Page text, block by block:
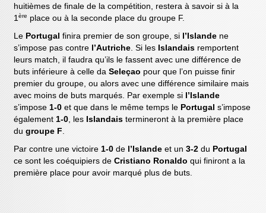
huitièmes de finale de la compétition, restera à savoir si à la
1èreplace ou à la seconde place du groupe F.
LePortugal finira premier de son groupe, si l’Islandene
s’impose pas contre l’Autriche. Si les Islandaisremportent
leurs match, il faudra qu’ils le fassent avec une différence de
buts inférieure à celle daSeleçaopour que l’on puisse finir
premier du groupe, ou alors avec une différence similaire mais
avec moins de buts marqués. Par exemple si l’Islande
s’impose1-0 et que dans le même temps le Portugals’impose
également1-0, les Islandaistermineront à la première place
dugroupe F.
Par contre une victoire1-0 de l’Islandeet un3-2 du Portugal
ce sont les coéquipiers deCristiano Ronaldo qui finiront a la
première place pour avoir marqué plus de buts.